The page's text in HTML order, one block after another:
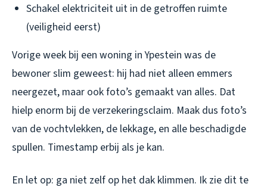
Schakel elektriciteit uit in de getroffen ruimte
(veiligheid eerst)
Vorige week bij een woning in Ypestein was de
bewoner slim geweest: hij had niet alleen emmers
neergezet, maar ook foto’s gemaakt van alles. Dat
hielp enorm bij de verzekeringsclaim. Maak dus foto’s
van de vochtvlekken, de lekkage, en alle beschadigde
spullen. Timestamp erbij als je kan.
En let op: ga niet zelf op het dak klimmen. Ik zie dit te